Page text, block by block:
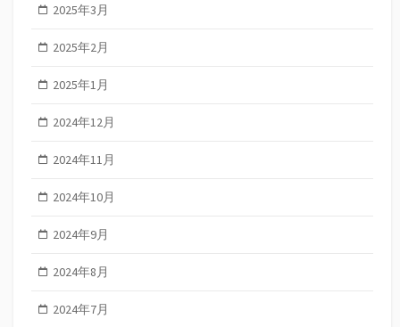
2025年3月
2025年2月
2025年1月
2024年12月
2024年11月
2024年10月
2024年9月
2024年8月
2024年7月